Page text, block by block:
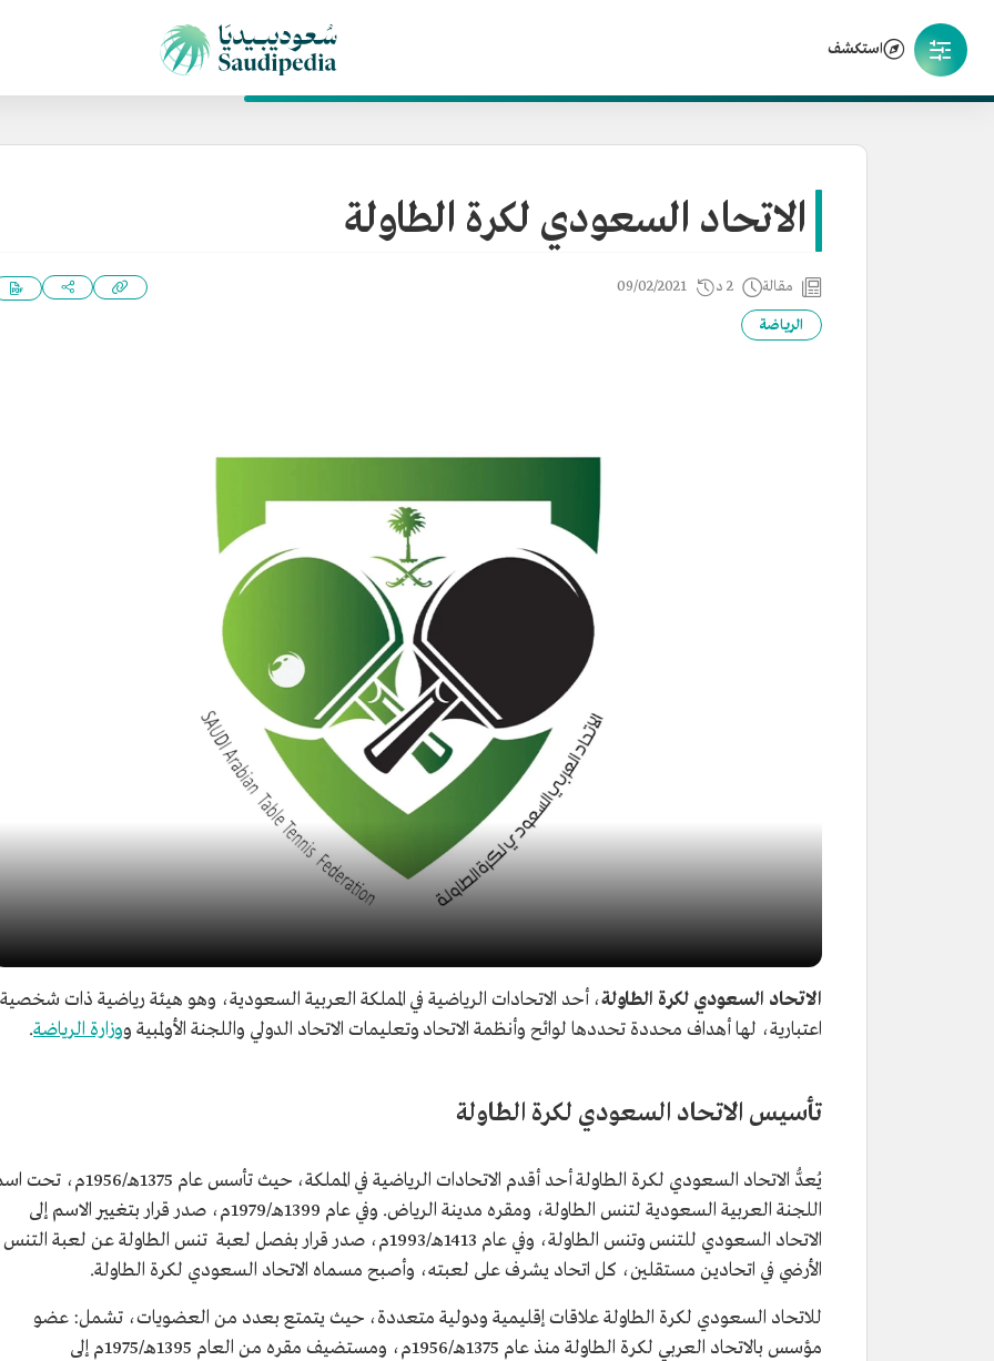
استكشف
الاتحاد السعودي لكرة الطاولة
مقالة 2 د 09/02/2021
الرياضة
الاتحاد السعودي لكرة الطاولة، أحد الاتحادات الرياضية في المملكة العربية السعودية، وهو هيئة رياضية ذات شخصية
اعتبارية، لها أهداف محددة تحددها لوائح وأنظمة الاتحاد وتعليمات الاتحاد الدولي واللجنة الأولمبية ووزارة الرياضة.
تأسيس الاتحاد السعودي لكرة الطاولة
يُعدُّ الاتحاد السعودي لكرة الطاولة أحد أقدم الاتحادات الرياضية في المملكة، حيث تأسس عام 1375هـ/
اللجنة العربية السعودية لتنس الطاولة، ومقره مدينة الرياض. وفي عام 1399هـ/1979م، صدر قرار بتغيير الاسم إلى
الاتحاد السعودي للتنس وتنس الطاولة، وفي عام 1413هـ/1993م، صدر قرار بفصل لعبة تنس الطاولة عن لعبة التنس
الأرضي في اتحادين مستقلين، كل اتحاد يشرف على لعبته، وأصبح مسماه الاتحاد السعودي لكرة الطاولة.
للاتحاد السعودي لكرة الطاولة علاقات إقليمية ودولية متعددة، حيث يتمتع بعدد من العضويات، تشمل: عضو
مؤسس بالاتحاد العربي لكرة الطاولة منذ عام 1375هـ/1956م، ومستضيف مقره من العام 1395هـ/1975م إلى